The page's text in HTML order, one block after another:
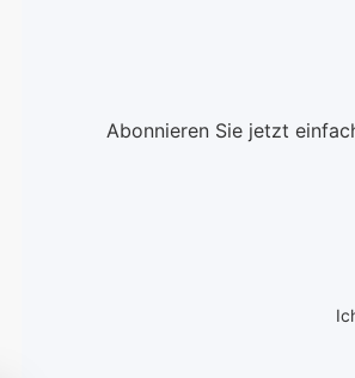
Abonnieren Sie jetzt